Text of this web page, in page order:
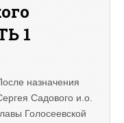
1
назначения
Садового и.о.
Голосеевской